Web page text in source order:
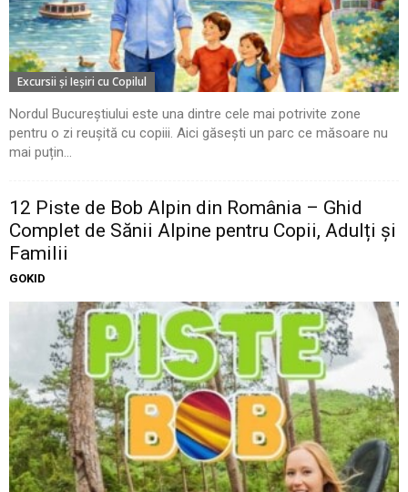
Excursii şi Ieşiri cu Copilul
Nordul Bucureștiului este una dintre cele mai potrivite zone
pentru o zi reușită cu copiii. Aici găsești un parc ce măsoare nu
mai puțin...
12 Piste de Bob Alpin din România – Ghid
Complet de Sănii Alpine pentru Copii, Adulți și
Familii
GOKID